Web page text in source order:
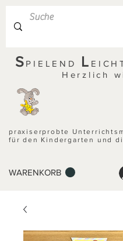
S PIELEND L
Herzlich
praxiserprobte
für den Kindergarten und
WARENKORB